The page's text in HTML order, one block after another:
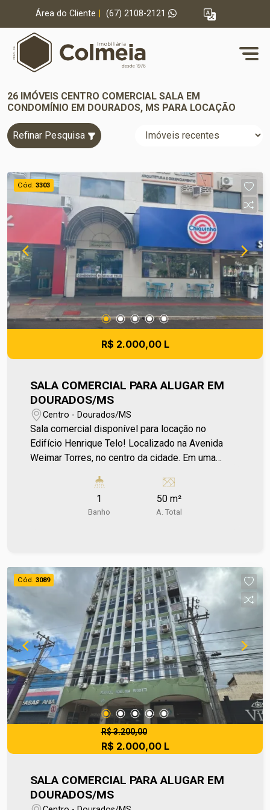
Área do Cliente (67) 2108-2121
26 IMÓVEIS CENTRO COMERCIAL SALA EM
CONDOMÍNIO EM DOURADOS, MS PARA LOCAÇÃO
Refinar Pesquisa
Cód. 3303
R$ 2.000,00 L
SALA COMERCIAL PARA ALUGAR EM
DOURADOS/MS
Centro - Dourados/MS
Sala comercial disponível para locação no
Edifício Henrique Telo! Localizado na Avenida
Weimar Torres, no centro da cidade. Em uma
a sala oferece fácil acesso, ideal para diversos
tipos de negócios. Entre em contato e agende
sua visita no número (67) 2108-2121. Os valores
condomínio e prefeitura municipal. A metragem
informada é aproximada e pode apresentar
pequenas variações.
1
Banho
50 m²
A. Total
Cód. 3089
R$ 3.200,00
R$ 2.000,00 L
SALA COMERCIAL PARA ALUGAR EM
DOURADOS/MS